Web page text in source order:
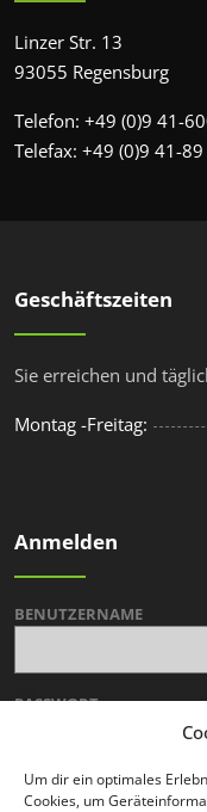
Um dir ein optimales
Cookies, um
Linzer Str. 13
93055 Regensburg
Telefon: +49 (0)9 41-
Telefax: +49 (0)9 41-
Geschäftszeiten
Sie erreichen und
Montag -Freitag:
Anmelden
BENUTZERNAME
PASSWORT